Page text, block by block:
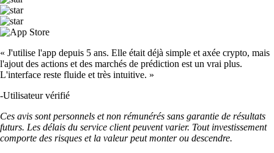
« J'utilise l'app depuis 5 ans. Elle était déjà simple et axée crypto, mais
l'ajout des actions et des marchés de prédiction est un vrai plus.
L'interface reste fluide et très intuitive. »
-Utilisateur vérifié
Ces avis sont personnels et non rémunérés sans garantie de résultats
futurs. Les délais du service client peuvent varier. Tout investissement
comporte des risques et la valeur peut monter ou descendre.